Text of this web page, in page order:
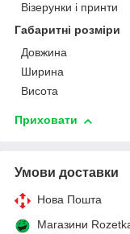
Візерунки і принти
Габаритні розміри
Довжина
Ширина
Висота
Приховати
Умови доставки
Нова Пошта
Магазини